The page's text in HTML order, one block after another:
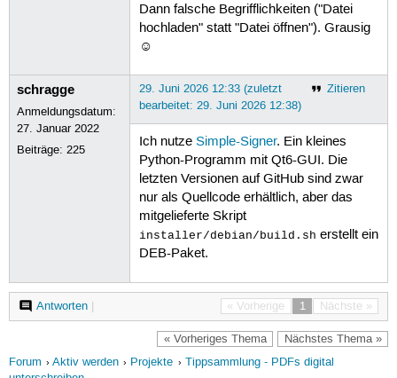
Dann falsche Begrifflichkeiten ("Datei
hochladen" statt "Datei öffnen"). Grausig
☺
schragge
Anmeldungsdatum:
27. Januar 2022
Beiträge:225
Zitieren
29. Juni 2026 12:33 (zuletzt
bearbeitet: 29. Juni 2026 12:38)
Ich nutze Simple-Signer. Ein kleines
Python-Programm mit Qt6-GUI. Die
letzten Versionen auf GitHub sind zwar
nur als Quellcode erhältlich, aber das
mitgelieferte Skript
installer/debian/build.sh erstellt ein
DEB-Paket.
« Vorherige 1 Nächste »
Antworten|
« Vorheriges Thema Nächstes Thema »
Forum Aktiv werden Projekte
Tippsammlung - PDFs digital